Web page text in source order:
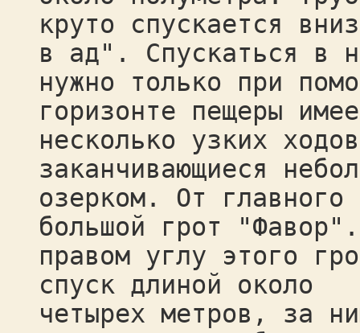
круто спускается
в ад". Спускаться в
нужно только при
горизонте пещеры
несколько узких
заканчивающиеся
озерком. От главного
большой грот
правом углу этого
спуск длиной около
четырех метров, за